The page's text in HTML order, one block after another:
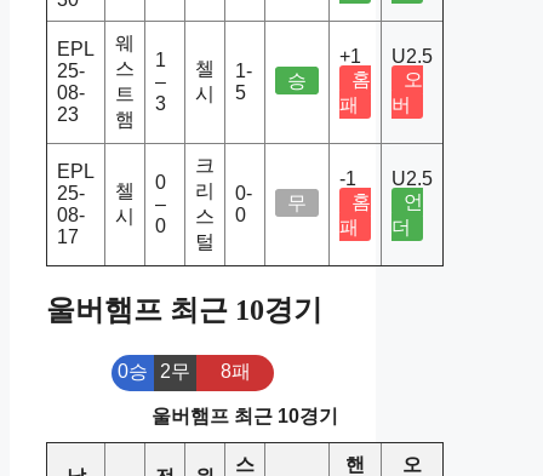
EPL
25-
08-
23
웨
스
트
햄
1
–
3
첼
시
1-
5
승
+1
홈
패
U2.5
오
버
EPL
25-
08-
17
첼
시
0
–
0
크
리
스
털
0-
0
무
-1
홈
패
U2.5
언
더
울버햄프 최근 10경기
0승 2무 8패
울버햄프 최근 10경기
스
핸
오